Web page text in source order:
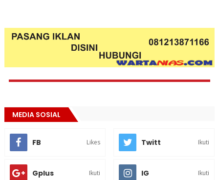
MEDIA SOSIAL
FB Likes Twitt Ikuti
Gplus Ikuti IG Ikuti